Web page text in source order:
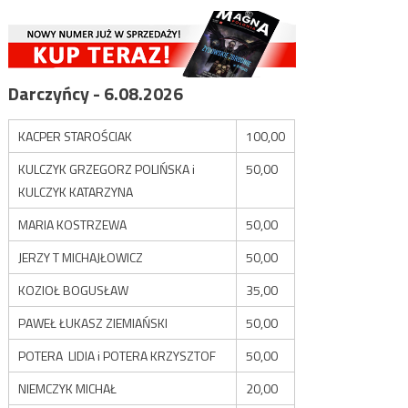
Darczyńcy - 6.08.2026
KACPER STAROŚCIAK
100,00
KULCZYK GRZEGORZ POLIŃSKA i
KULCZYK KATARZYNA
50,00
MARIA KOSTRZEWA
50,00
JERZY T MICHAJŁOWICZ
50,00
KOZIOŁ BOGUSŁAW
35,00
PAWEŁ ŁUKASZ ZIEMIAŃSKI
50,00
POTERA LIDIA i POTERA KRZYSZTOF
50,00
NIEMCZYK MICHAŁ
20,00